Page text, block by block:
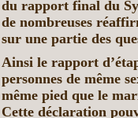
du rapport final du
de nombreuses
sur une partie des
Ainsi le rapport
personnes de même
même pied que le
Cette déclaration